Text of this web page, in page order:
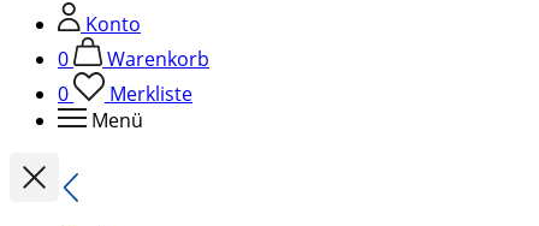
Konto
0
Warenkorb
0
Merkliste
Menü